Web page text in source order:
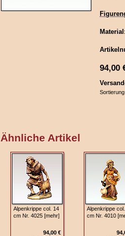
94,00
Ähnliche Artikel
Alpenkrippe col. 14
cm Nr. 4025 [mehr]
94,00 €
Alpenkrippe
cm Nr. 4010